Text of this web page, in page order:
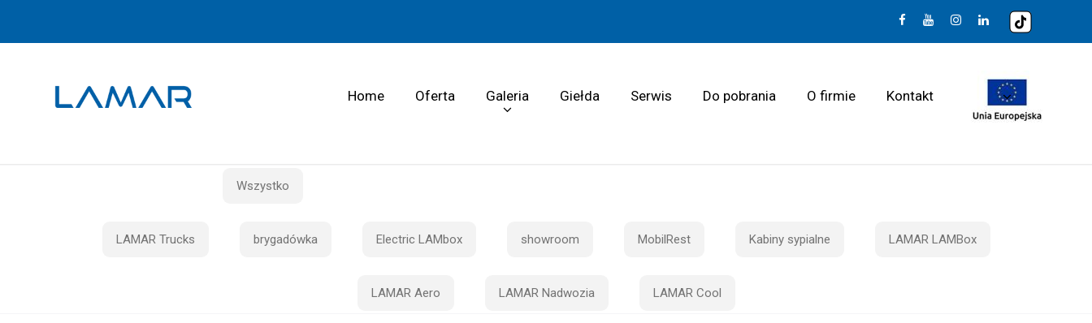
Home Oferta Galeria Giełda Serwis Do pobrania O firmie Kontakt
Wszystko
LAMAR Trucks brygadówka Electric LAMbox showroom MobilRest Kabiny sypialne LAMAR LAMBox
LAMAR Aero LAMAR Nadwozia LAMAR Cool